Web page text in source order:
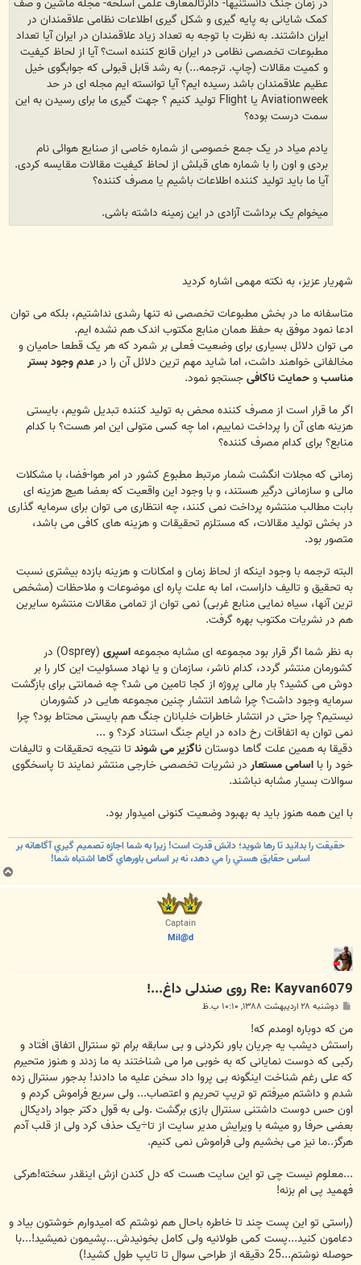
کمک شایانی به پایه گیری و شکل گیری اطلاعات نظامی علاقمندان در
ایران داشتند. به نظرت با توجه به تعداد زیاد علاقمندان در ایران آیا تعداد
مطبوعات تخصصی نظامی در ایران قانع کننده است؟ آیا از لحاظ کیفیت
و کمیت مقالات (چاپ. ترجمه...) به رشد قابل قبولی که جوابگوی خیل
عظیم علاقمندان باشد رسیده ایم؟ آیا توانسته ایم مجله ای در حد
Aviationweek یا Flight تولید کنیم ؟ جهت گیری ما برای رسیدن به این
سمت درست بوده؟
یادم میاد در یک جمع خصوصی از شماره خاصی از صنایع هوائی نام
بردی و اون را با شماره های قبلش از لحاظ کیفیت مقالات مقایسه کردی.
آیا ما باید تولید کننده اطلاعات باشیم یا مصرف کننده؟
میخوام یک برداشت آزادی در این زمینه داشته باشی.
شهریار عزیز، به نکته مهمی اشاره کردید
متاسفانه ما در بخش مطبوعات تخصصی نه تنها رشدی نداشتیم، بلکه می توان
ادعا نمود موفق به حفظ همان منابع مکتوب اندک هم نشده ایم.
می توان دلائل بسیاری برای وضعیت فعلی بر شمرد که هر یک قطعا حامیان و
مخالفانی خواهند داشت، اما شاید مهم ترین دلائل آن را درعدم وجود بستر
مناسبوحمایت ناکافیجستجو نمود.
اگر ما قرار است از مصرف کننده محض به تولید کننده تبدیل شویم، بایستی
هزینه های آن را پرداخت نماییم، اما چه کسی متولی این امر هست؟ با کدام
منابع؟ برای کدام مصرف کننده؟
زمانی که مجلات انگشت شمار مرتبط مطبوع کشور در امر هوا-فضا، با مشکلات
مالی و سازمانی درگیر هستند، و با وجود این واقعیت که بعضا هیچ هزینه ای
بابت مطالب منتشره پرداخت نمی کنند، چه انتظاری می توان برای سرمایه گذاری
در بخش تولید مقالات، که مستلزم تحقیقات و هزینه های کافی می باشد،
متصور بود.
البته ترجمه با وجود اینکه از لحاظ زمان و امکانات و هزینه بازده بیشتری نسبت
به تحقیق و تالیف داراست، اما به علت پاره ای موضوعات و ملاحظات (مشخص
ترین آنها، سیاه نمایی منابع غربی) نمی توان از تمامی مقالات منتشره سایرین
هم در نشریات مکتوب بهره گرفت.
به نظر شما اگر قرار بود مجموعه ای مشابه مجموعهاسپری
(Osprey) در
کشورمان منتشر گردد، کدام ناشر، سازمان و یا نهاد مسئولیت این کار را بر
دوش می کشید؟ بار مالی پروژه از کجا تامین می شد؟ چه ضمانتی برای بازگشت
سرمایه وجود داشت؟ چرا شاهد انتشار چنین مجموعه هایی در کشورمان
نیستیم؟ چرا حتی در انتشار خاطرات خلبانان جنگ هم بایستی محتاط بود؟ چرا
نمی توان به اتفاقات رخ داده در ایام جنگ استناد کرد؟ و ...
دقیقا به همین علت گاها دوستانناگزیر می شوندتا نتیجه تحقیقات و تالیفات
خود را با اسامی مستعاردر نشریات تخصصی خارجی منتشر نمایند تا پاسخگوی
سوالات بسیار مشابه نباشند.
با این همه هنوز باید به بهبود وضعیت کنونی امیدوار بود.
حقيقت را بدانيد تا رها شويد؛ دانش قدرت است! زيرا به شما اجازه تصميم گيري آگاهانه بر
اساس حقايق هستي را مي دهد، نه بر اساس باورهاي گاها اشتباه شما!
ب
ا
Captain
Mil@d
Re: Kayvan6079 روی صندلی داغ...!
پ
ت
دوشنبه ۲۸ اردیبهشت ۱۳۸۸, ۱۰:۱۰ ب.ظ
من که دوباره اومدم که!
راستش دیشب یه جریان باور نکردنی و بی سابقه برام تو سنترال اتفاق افتاد و
رکبی که دوست نمایانی که به خوبی مرا می شناختند به ما زدند و هنوز متحیرم
که علی رغم شناخت اینگونه بی پروا داد سخن علیه ما دادند! بدجور سنترال زده
شدم و داشتم میرفتم تو تریپ تحریم و اعتصاب... ولی سریع فراموش کردم و
اون حس دوست داشتنی سنترال بازی برگشت .ولی به قول دکتر جواد رادیکال
بعضی حرفا رو میشه با ویرایش مدیر سایت از تا÷یک حذف کرد ولی از قلب آدم
هرگز..ما نیز می بخشیم ولی فراموش نمی کنیم.
...معلوم نیست چی تو این سایت هست که دل کندن ازش اینقدر سخته!هرکی
فهمید پی ام بزنه!
(راستی تو این پست چند تا خاطره باحال هم نوشتم که امیدوارم خوشتون بیاد و
دعامون کنید...پست کمی طولانیه ولی کامل بخونیدش...پشیمون نمیشید!...با
حوصله نوشتم...25 دقیقه از طراحی سوال تا تایپ طول کشید!)